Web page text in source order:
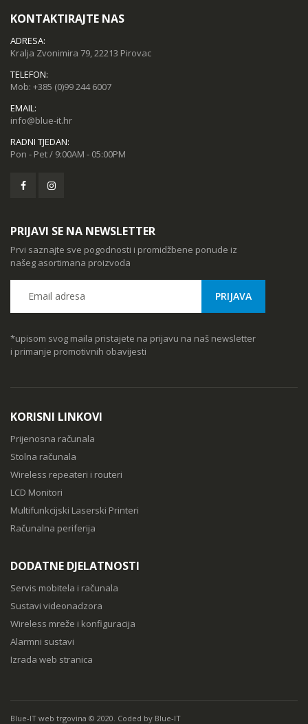
KONTAKTIRAJTE NAS
ADRESA:
Kralja Zvonimira 79, 22213 Pirovac
TELEFON:
Mob: +385 (0)99 244 6007
EMAIL:
info@blue-it.hr
RADNI TJEDAN:
Pon - Pet / 9:00AM - 05:00PM
PRIJAVI SE NA NEWSLETTER
Prvi saznajte sve pogodnosti i promidžbene ponude iz
našeg asortimana proizvoda
*upisom svog maila pristajete na prijavu na naš newsletter
i primanje promotivnih obavijesti
KORISNI LINKOVI
Prijenosna računala
Stolna računala
Wireless repeateri i routeri
LCD Monitori
Multifunkcijski Laserski Printeri
Računalna periferija
DODATNE DJELATNOSTI
Servis mobitela i računala
Sustavi videonadzora
Wireless mreže i konfiguracija
Alarmni sustavi
Izrada web stranica
Blue-IT web trgovina © 2020. Coded by Blue-IT